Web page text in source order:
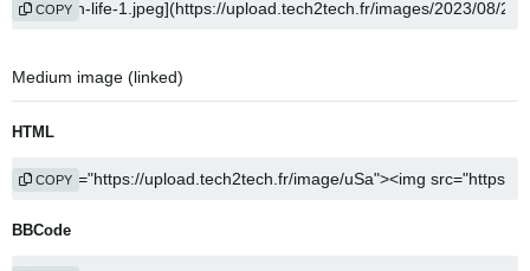
COPY
Medium image (linked)
HTML
COPY
BBCode